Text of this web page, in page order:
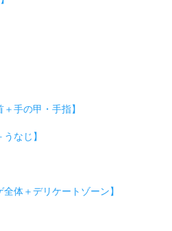
手の甲・手指】
なじ】
体＋デリケートゾーン】